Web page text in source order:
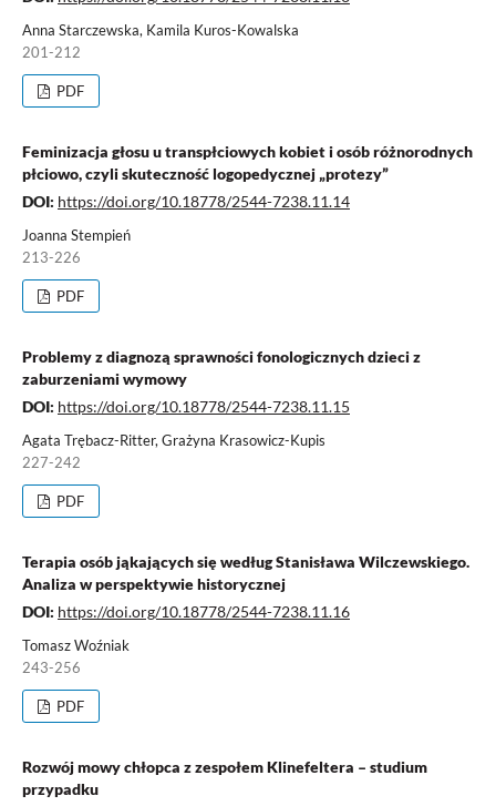
Anna Starczewska, Kamila Kuros-Kowalska
201-212
PDF
Feminizacja głosu u transpłciowych kobiet i osób różnorodnych
płciowo, czyli skuteczność logopedycznej „protezy”
DOI: https://doi.org/10.18778/2544-7238.11.14
Joanna Stempień
213-226
PDF
Problemy z diagnozą sprawności fonologicznych dzieci z
zaburzeniami wymowy
DOI: https://doi.org/10.18778/2544-7238.11.15
Agata Trębacz-Ritter, Grażyna Krasowicz-Kupis
227-242
PDF
Terapia osób jąkających się według Stanisława Wilczewskiego.
Analiza w perspektywie historycznej
DOI: https://doi.org/10.18778/2544-7238.11.16
Tomasz Woźniak
243-256
PDF
Rozwój mowy chłopca z zespołem Klinefeltera – studium
przypadku